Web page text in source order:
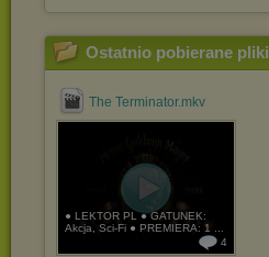
Ostatnio pobierane pliki
The Terminator.mkv
● LEKTOR PL ● GATUNEK:
Akcja, Sci-Fi ● PREMIERA: 1 ...
4